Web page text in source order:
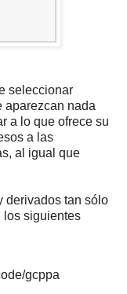
seleccionar
aparezcan nada
a lo que ofrece su
a las
al igual que
derivados tan sólo
los siguientes
gcppa